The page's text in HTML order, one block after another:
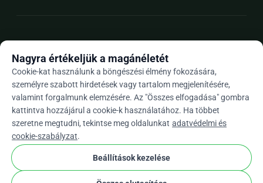
Huarrow_drop_down
★★★★★4,9 / 5 több mint 500 értékelés alapján
WhyDonate Adatvédelem és sütik
Nagyra értékeljük a magánéletét
Cookie-kat használunk a böngészési élmény fokozására,
személyre szabott hirdetések vagy tartalom megjelenítésére,
valamint forgalmunk elemzésére. Az "Összes elfogadása" gombra
kattintva hozzájárul a cookie-k használatához. Ha többet
szeretne megtudni, tekintse meg oldalunkat adatvédelmi és
cookie-szabályzat.
Beállítások kezelése